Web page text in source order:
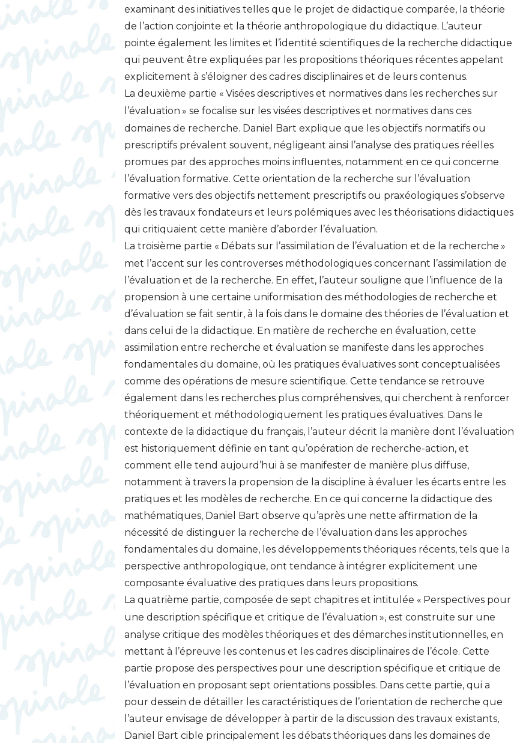
examinant des initiatives telles que le projet de didactique comparée, la théorie
de l’action conjointe et la théorie anthropologique du didactique. L’auteur
pointe également les limites et l’identité scientifiques de la recherche didactique
qui peuvent être expliquées par les propositions théoriques récentes appelant
explicitement à s’éloigner des cadres disciplinaires et de leurs contenus.
La deuxième partie « Visées descriptives et normatives dans les recherches sur
l’évaluation » se focalise sur les visées descriptives et normatives dans ces
domaines de recherche. Daniel Bart explique que les objectifs normatifs ou
prescriptifs prévalent souvent, négligeant ainsi l’analyse des pratiques réelles
promues par des approches moins influentes, notamment en ce qui concerne
l’évaluation formative. Cette orientation de la recherche sur l’évaluation
formative vers des objectifs nettement prescriptifs ou praxéologiques s’observe
dès les travaux fondateurs et leurs polémiques avec les théorisations didactiques
qui critiquaient cette manière d’aborder l’évaluation.
La troisième partie « Débats sur l’assimilation de l’évaluation et de la recherche »
met l’accent sur les controverses méthodologiques concernant l’assimilation de
l’évaluation et de la recherche. En effet, l’auteur souligne que l’influence de la
propension à une certaine uniformisation des méthodologies de recherche et
d’évaluation se fait sentir, à la fois dans le domaine des théories de l’évaluation et
dans celui de la didactique. En matière de recherche en évaluation, cette
assimilation entre recherche et évaluation se manifeste dans les approches
fondamentales du domaine, où les pratiques évaluatives sont conceptualisées
comme des opérations de mesure scientifique. Cette tendance se retrouve
également dans les recherches plus compréhensives, qui cherchent à renforcer
théoriquement et méthodologiquement les pratiques évaluatives. Dans le
contexte de la didactique du français, l’auteur décrit la manière dont l’évaluation
est historiquement définie en tant qu’opération de recherche-action, et
comment elle tend aujourd’hui à se manifester de manière plus diffuse,
notamment à travers la propension de la discipline à évaluer les écarts entre les
pratiques et les modèles de recherche. En ce qui concerne la didactique des
mathématiques, Daniel Bart observe qu’après une nette affirmation de la
nécessité de distinguer la recherche de l’évaluation dans les approches
fondamentales du domaine, les développements théoriques récents, tels que la
perspective anthropologique, ont tendance à intégrer explicitement une
composante évaluative des pratiques dans leurs propositions.
La quatrième partie, composée de sept chapitres et intitulée « Perspectives pour
une description spécifique et critique de l’évaluation », est construite sur une
analyse critique des modèles théoriques et des démarches institutionnelles, en
mettant à l’épreuve les contenus et les cadres disciplinaires de l’école. Cette
partie propose des perspectives pour une description spécifique et critique de
l’évaluation en proposant sept orientations possibles. Dans cette partie, qui a
pour dessein de détailler les caractéristiques de l’orientation de recherche que
l’auteur envisage de développer à partir de la discussion des travaux existants,
Daniel Bart cible principalement les débats théoriques dans les domaines de